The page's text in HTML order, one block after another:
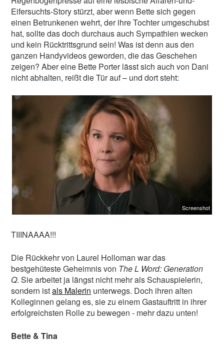
Eifersuchts-Story stürzt, aber wenn Bette sich gegen
einen Betrunkenen wehrt, der ihre Tochter umgeschubst
hat, sollte das doch durchaus auch Sympathien wecken
und kein Rücktrittsgrund sein! Was ist denn aus den
ganzen Handyvideos geworden, die das Geschehen
zeigen? Aber eine Bette Porter lässt sich auch von Dani
nicht abhalten, reißt die Tür auf – und dort steht:
Screenshot
TIIINAAAA!!!
Die Rückkehr von Laurel Holloman war das
bestgehüteste Geheimnis von The L Word: Generation
Q. Sie arbeitet ja längst nicht mehr als Schauspielerin,
sondern istals Malerin unterwegs. Doch ihren alten
Kolleginnen gelang es, sie zu einem Gastauftritt in ihrer
erfolgreichsten Rolle zu bewegen - mehr dazu unten!
Bette & Tina